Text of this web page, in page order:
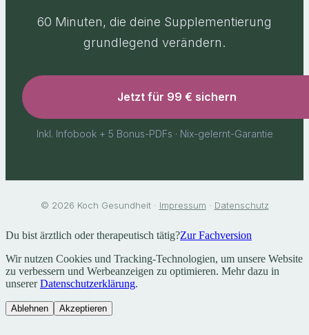
60 Minuten, die deine Supplementierung
grundlegend verändern.
Jetzt für 99 € sichern
Inkl. Infobook + 5 Bonus-PDFs · Nix-gelernt-Garantie
© 2026 Koch Gesundheit · Impressum · Datenschutz
Du bist ärztlich oder therapeutisch tätig?Zur Fachversion
Wir nutzen Cookies und Tracking-Technologien, um unsere Website
zu verbessern und Werbeanzeigen zu optimieren. Mehr dazu in
unserer Datenschutzerklärung.
Ablehnen Akzeptieren